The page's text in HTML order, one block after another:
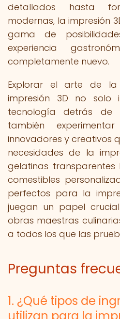
detallados hasta
modernas, la impresión
gama de
experiencia
completamente nuevo.
Explorar el arte de
impresión 3D no solo
tecnología detrás de
también
innovadores y creativos
necesidades de la
gelatinas transparentes
comestibles
perfectos para la
juegan un papel
obras maestras
a todos los que las
Preguntas
1. ¿Qué tipos de